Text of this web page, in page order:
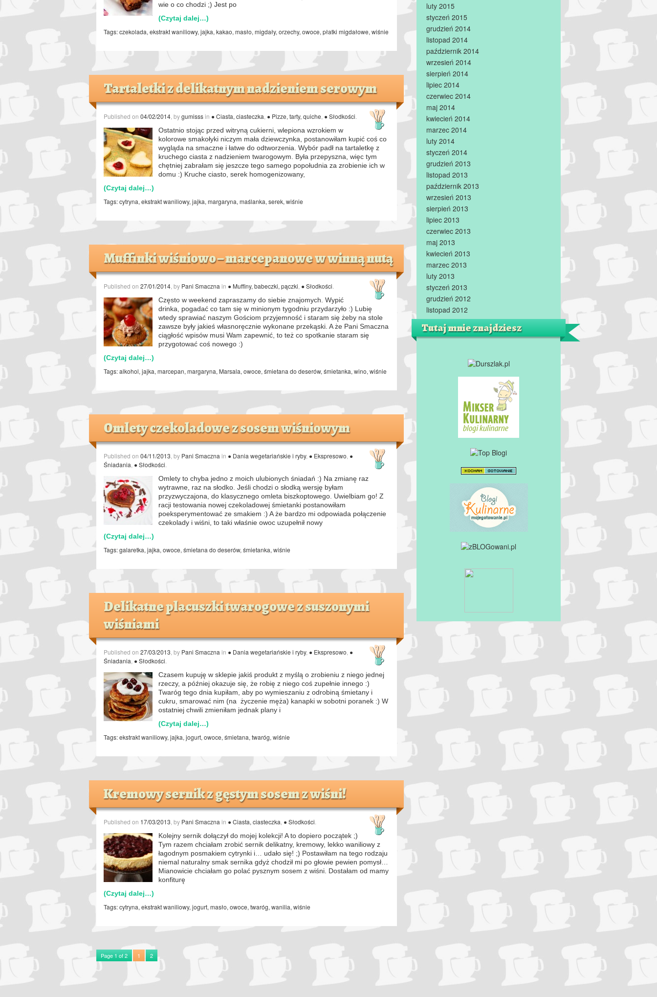
wie o co chodzi ;) Jest po
(Czytaj dalej…)
Tags:czekolada, ekstrakt waniliowy, jajka, kakao, masło, migdały, orzechy, owoce, płatki migdałowe, wiśnie
Tartaletki z delikatnym nadzieniem serowym
Published on 04/02/2014 , bygumisssin ● Ciasta, ciasteczka ● Pizze, tarty, quiche ● Słodkości
Ostatnio stojąc przed witryną cukierni, wlepiona wzrokiem w
kolorowe smakołyki niczym mała dziewczynka, postanowiłam kupić coś co
wygląda na smaczne i łatwe do odtworzenia. Wybór padł na tartaletkę z
kruchego ciasta z nadzieniem twarogowym. Była przepyszna, więc tym
chętniej zabrałam się jeszcze tego samego popołudnia za zrobienie ich w
domu :) Kruche ciasto, serek homogenizowany,
(Czytaj dalej…)
Tags:cytryna, ekstrakt waniliowy, jajka, margaryna, maślanka, serek, wiśnie
Muffinki wiśniowo – marcepanowe w winną nutą
Published on 27/01/2014 , by Pani Smaczna in ● Muffiny, babeczki, pączki ● Słodkości
Często w weekend zapraszamy do siebie znajomych. Wypić
drinka, pogadać co tam się w minionym tygodniu przydarzyło :) Lubię
wtedy sprawiać naszym Gościom przyjemność i staram się żeby na stole
zawsze były jakieś własnoręcznie wykonane przekąski. A że Pani Smaczna
ciągłość wpisów musi Wam zapewnić, to też co spotkanie staram się
przygotować coś nowego :)
(Czytaj dalej…)
Tags:alkohol, jajka, marcepan, margaryna, Marsala, owoce, śmietana do deserów, śmietanka, wino, wiśnie
Omlety czekoladowe z sosem wiśniowym
Published on 04/11/2013 , by Pani Smaczna in ● Dania wegetariańskie i ryby, ● Ekspresowo ●
Śniadania ● Słodkości
Omlety to chyba jedno z moich ulubionych śniadań :) Na zmianę raz
wytrawne, raz na słodko. Jeśli chodzi o słodką wersję byłam
przyzwyczajona, do klasycznego omleta biszkoptowego. Uwielbiam go! Z
racji testowania nowej czekoladowej śmietanki postanowiłam
poeksperymentować ze smakiem :) A że bardzo mi odpowiada połączenie
czekolady i wiśni, to taki właśnie owoc uzupełnił nowy
(Czytaj dalej…)
Tags:galaretka, jajka, owoce, śmietana do deserów, śmietanka, wiśnie
Delikatne placuszki twarogowe z suszonymi
wiśniami
Published on 27/03/2013 , by Pani Smaczna in ● Dania wegetariańskie i ryby, ● Ekspresowo ●
Śniadania ● Słodkości
Czasem kupuję w sklepie jakiś produkt z myślą o zrobieniu z niego jednej
rzeczy, a później okazuje się, że robię z niego coś zupełnie innego :)
Twaróg tego dnia kupiłam, aby po wymieszaniu z odrobiną śmietany i
cukru, smarować nim (na życzenie męża) kanapki w sobotni poranek :) W
ostatniej chwili zmieniłam jednak plany i
(Czytaj dalej…)
Tags:ekstrakt waniliowy, jajka, jogurt, owoce, śmietana, twaróg, wiśnie
Kremowy sernik z gęstym sosem z wiśni!
Published on 17/03/2013 , by Pani Smaczna in ● Ciasta, ciasteczka ● Słodkości
Kolejny sernik dołączył do mojej kolekcji! A to dopiero początek ;)
Tym razem chciałam zrobić sernik delikatny, kremowy, lekko waniliowy z
łagodnym posmakiem cytrynki i… udało się! ;) Postawiłam na tego rodzaju
niemal naturalny smak sernika gdyż chodził mi po głowie pewien pomysł…
Mianowicie chciałam go polać pysznym sosem z wiśni. Dostałam od mamy
konfiturę
(Czytaj dalej…)
Tags:cytryna, ekstrakt waniliowy, jogurt, masło, owoce, twaróg, wanilia, wiśnie
Page 1 of 2 1 2
luty 2015
styczeń 2015
grudzień 2014
listopad 2014
październik 2014
wrzesień 2014
sierpień 2014
lipiec 2014
czerwiec 2014
maj 2014
kwiecień 2014
marzec 2014
luty 2014
styczeń 2014
grudzień 2013
listopad 2013
październik 2013
wrzesień 2013
sierpień 2013
lipiec 2013
czerwiec 2013
maj 2013
kwiecień 2013
marzec 2013
luty 2013
styczeń 2013
grudzień 2012
listopad 2012
Tutaj mnie znajdziesz